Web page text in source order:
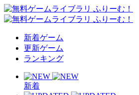
新着ゲーム
更新ゲーム
ランキング
新着